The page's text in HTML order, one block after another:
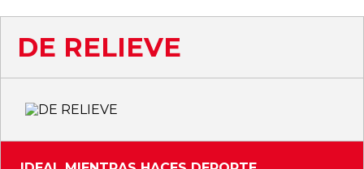
DE RELIEVE